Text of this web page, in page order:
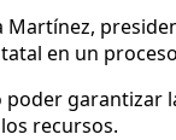
Martínez,
en un
poder
recursos.